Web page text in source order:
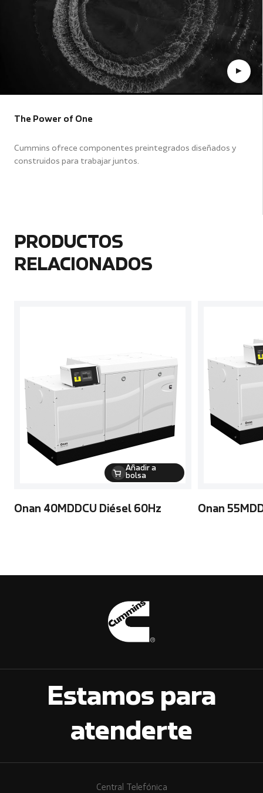
The Power of One
Cummins ofrece componentes preintegrados diseñados y
construidos para trabajar juntos.
PRODUCTOS
RELACIONADOS
Añadir a
bolsa
Onan 40MDDCU Diésel 60Hz Onan
Estamos para
atenderte
Central Telefónica